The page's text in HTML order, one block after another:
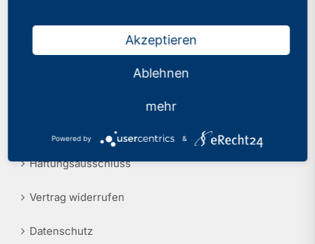
Haftungsausschluss
Vertrag widerrufen
Datenschutz
Akzeptieren
Ablehnen
mehr
Powered by &